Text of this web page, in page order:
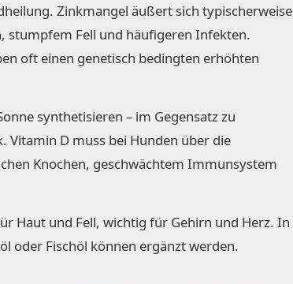
Zinkmangel äußert sich typischerweise
stumpfem Fell und häufigeren Infekten.
oft einen genetisch bedingten erhöhten
synthetisieren – im Gegensatz zu
Vitamin D muss bei Hunden über die
Knochen, geschwächtem Immunsystem
Haut und Fell, wichtig für Gehirn und Herz. In
oder Fischöl können ergänzt werden.